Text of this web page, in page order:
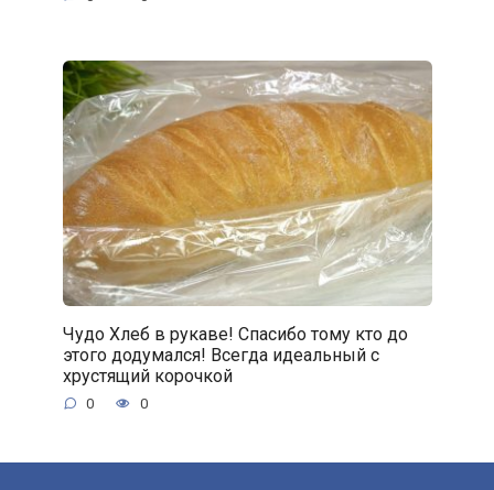
Чудо Хлеб в рукаве! Спасибо тому кто до
этого додумался! Всегда идеальный с
хрустящий корочкой
0 0